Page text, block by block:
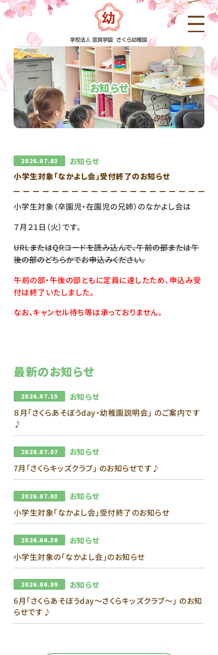
お知らせ
2026.07.03 お知らせ
小学生対象「なかよし会」受付終了のお知らせ
小学生対象（卒園児・在園児の兄姉）のなかよし会は
７月２1日（火）です。
URLまたはQRコードを読み込んで、午前の部または午
後の部のどちらかでお申込みください。
午前の部・午後の部ともに定員に達したため、申込み受
付は終了いたしました。
なお、キャンセル待ち等は承っておりません。
最新のお知らせ
2026.07.15 お知らせ
８月｢さくらあそぼうday・幼稚園説明会｣ のご案内です
♪
2026.07.07 お知らせ
7月｢さくらキッズクラブ｣ のお知らせです♪
2026.07.03 お知らせ
小学生対象「なかよし会」受付終了のお知らせ
2026.06.30 お知らせ
小学生対象の「なかよし会」のお知らせ
2026.06.09 お知らせ
6月｢さくらあそぼうday～さくらキッズクラブ～｣ のお知
らせです♪